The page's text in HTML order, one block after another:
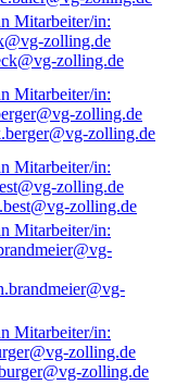
zolling.de
zolling.de
zolling.de
zolling.de